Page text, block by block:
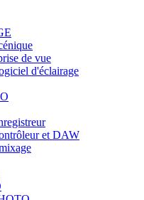
de vue
d'éclairage
et DAW